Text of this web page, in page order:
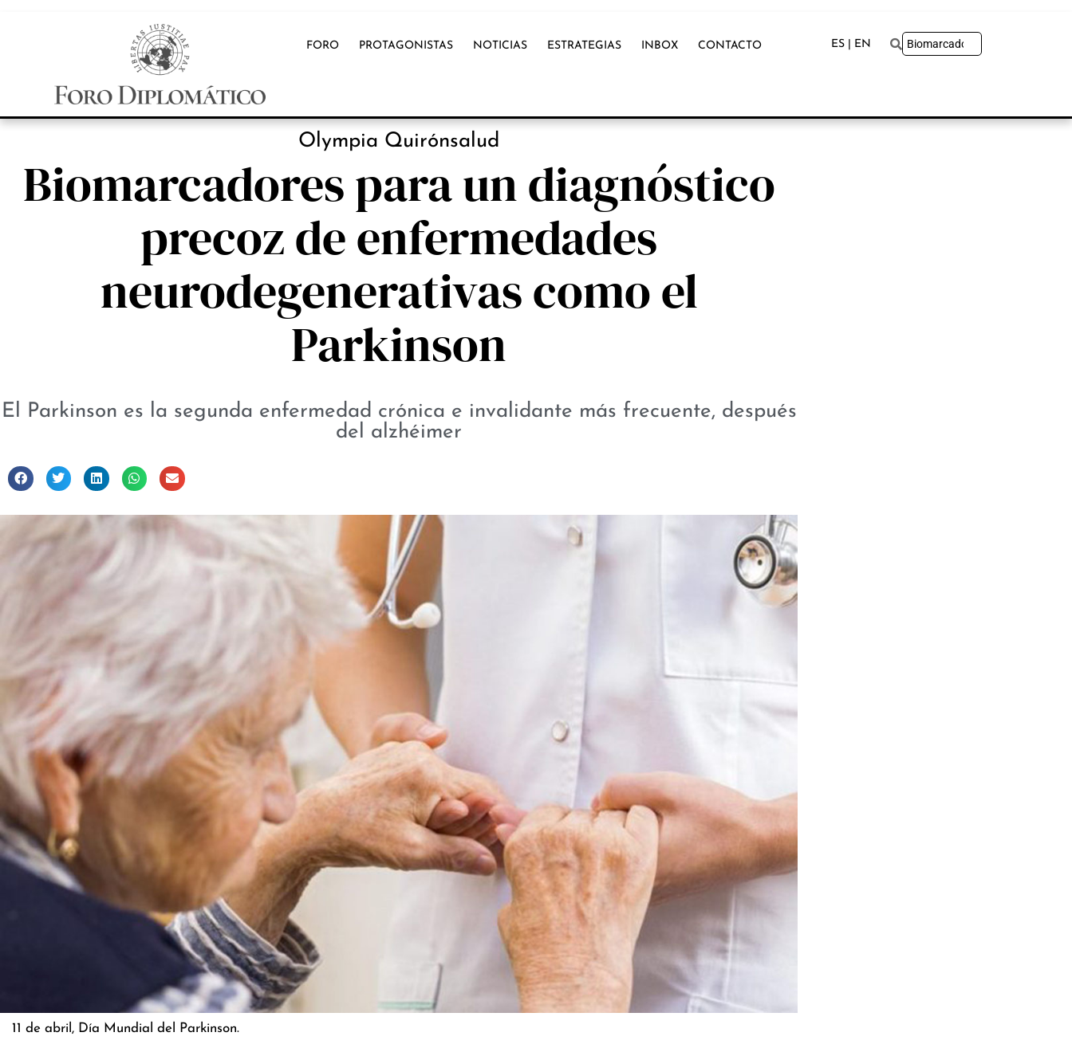
FORO PROTAGONISTAS NOTICIAS ESTRATEGIAS INBOX CONTACTO ES | EN
Olympia Quirónsalud
Biomarcadores para un diagnóstico
precoz de enfermedades
neurodegenerativas como el
Parkinson
El Parkinson es la segunda enfermedad crónica e invalidante más frecuente, después
del alzhéimer
11 de abril, Día Mundial del Parkinson.